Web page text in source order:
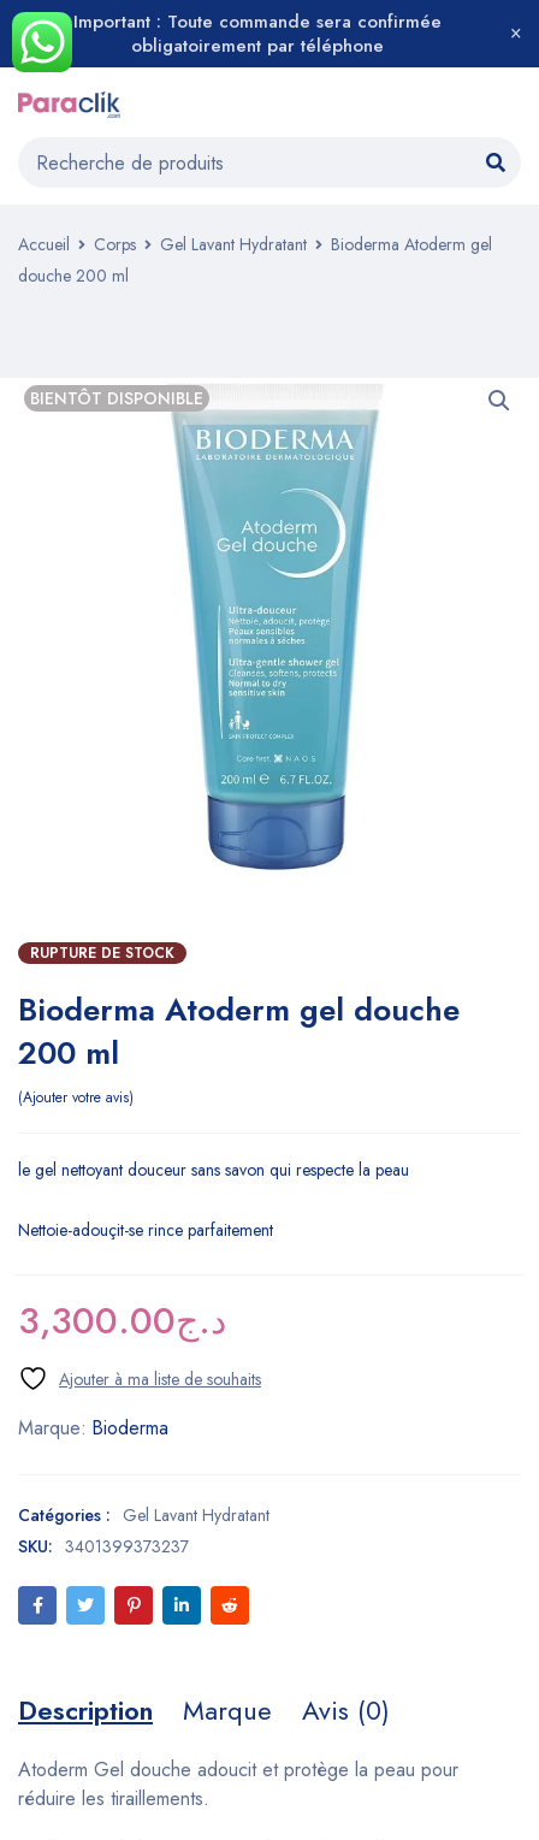
Important : Toute commande sera confirmée
obligatoirement par téléphone
Accueil Corps Gel Lavant Hydratant
Bioderma Atoderm gel
douche 200 ml
BIENTÔT DISPONIBLE
RUPTURE DE STOCK
Bioderma Atoderm gel douche
200 ml
Ajouter votre avis
le gel nettoyant douceur sans savon qui respecte la peau
Nettoie-adouçit-se rince parfaitement
د.ج3,300.00
Marque: Bioderma
Catégories : Gel Lavant Hydratant
SKU: 3401399373237
Description Marque Avis (0)
Atoderm Gel douche adoucit et protège la peau pour
réduire les tiraillements.